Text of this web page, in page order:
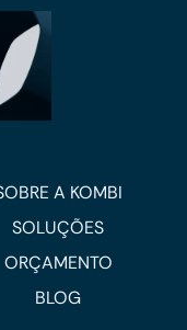
A KOMBI
SOLUÇÕES
ORÇAMENTO
BLOG